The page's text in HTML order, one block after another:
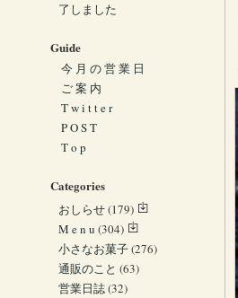
了しました
Guide
今 月 の 営 業 日
ご 案 内
T w i t t e r
P O S T
T o p
Categories
おしらせ(179)
M e n u (304)
小さなお菓子(276)
通販のこと (63)
営業日誌(32)